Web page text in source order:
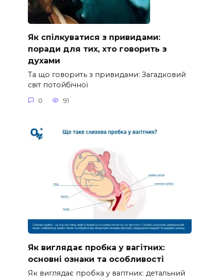
Як спілкуватися з привидами:
поради для тих, хто говорить з
духами
Та що говорить з привидами: Загадковий
світ потойбічної
0 91
Як виглядає пробка у вагітних:
основні ознаки та особливості
Як виглядає пробка у вагітних: детальний